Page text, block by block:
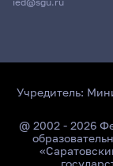
Учредитель:
@ 2002 - 2026